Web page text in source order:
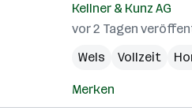
Kellner & Kunz AG
vor 2 Tagen
Wels
Vollzeit
Merken